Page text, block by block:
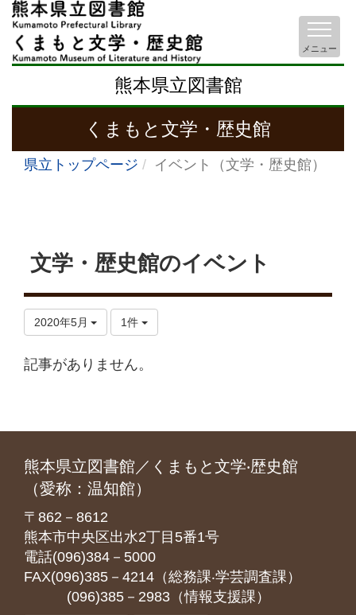
熊本県立図書館
くまもと文学・歴史館
メニュー
県立トップページ イベント（文学・歴史館）
文学・歴史館のイベント
2020年5月 1件
記事がありません。
熊本県立図書館／くまもと文学‧歴史館
（愛称：温知館）
〒862－8612
熊本市中央区出水2丁目5番1号
電話(096)384－5000
FAX(096)385－4214（総務課‧学芸調査課）
(096)385－2983（情報支援課）